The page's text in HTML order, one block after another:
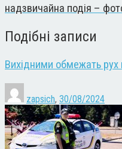
надзвичайна подія –
Подібні записи
Вихідними обмежать
zapsich, 30/08/2024